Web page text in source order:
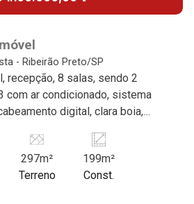
19
Aug/Wed
20
Aug/Thu
21
- Ribeirão Preto/SP
recepção, 8 salas, sendo 2
com ar condicionado, sistema
digital, clara boia,
feminino, banheiro serviço,
próximo as avenidas
João Fiusa.
297m²
Terreno
199m²
Const.